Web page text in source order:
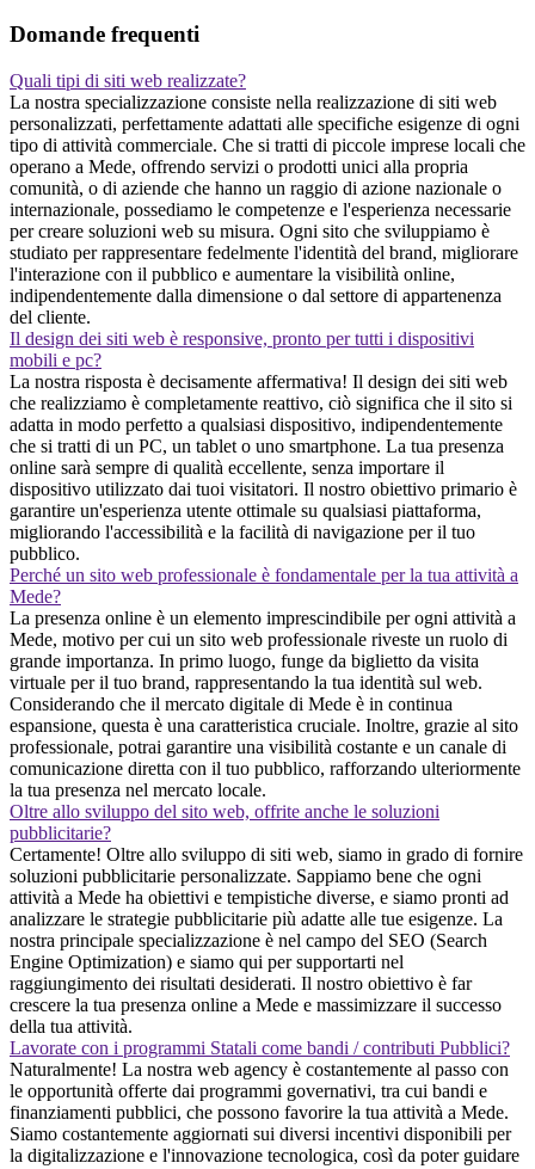
Domande frequenti
Quali tipi di siti web realizzate?
La nostra specializzazione consiste nella realizzazione di siti web
personalizzati, perfettamente adattati alle specifiche esigenze di ogni
tipo di attività commerciale. Che si tratti di piccole imprese locali che
operano a Mede, offrendo servizi o prodotti unici alla propria
comunità, o di aziende che hanno un raggio di azione nazionale o
internazionale, possediamo le competenze e l'esperienza necessarie
per creare soluzioni web su misura. Ogni sito che sviluppiamo è
studiato per rappresentare fedelmente l'identità del brand, migliorare
l'interazione con il pubblico e aumentare la visibilità online,
indipendentemente dalla dimensione o dal settore di appartenenza
del cliente.
Il design dei siti web è responsive, pronto per tutti i dispositivi
mobili e pc?
La nostra risposta è decisamente affermativa! Il design dei siti web
che realizziamo è completamente reattivo, ciò significa che il sito si
adatta in modo perfetto a qualsiasi dispositivo, indipendentemente
che si tratti di un PC, un tablet o uno smartphone. La tua presenza
online sarà sempre di qualità eccellente, senza importare il
dispositivo utilizzato dai tuoi visitatori. Il nostro obiettivo primario è
garantire un'esperienza utente ottimale su qualsiasi piattaforma,
migliorando l'accessibilità e la facilità di navigazione per il tuo
pubblico.
Perché un sito web professionale è fondamentale per la tua attività a
Mede?
La presenza online è un elemento imprescindibile per ogni attività a
Mede, motivo per cui un sito web professionale riveste un ruolo di
grande importanza. In primo luogo, funge da biglietto da visita
virtuale per il tuo brand, rappresentando la tua identità sul web.
Considerando che il mercato digitale di Mede è in continua
espansione, questa è una caratteristica cruciale. Inoltre, grazie al sito
professionale, potrai garantire una visibilità costante e un canale di
comunicazione diretta con il tuo pubblico, rafforzando ulteriormente
la tua presenza nel mercato locale.
Oltre allo sviluppo del sito web, offrite anche le soluzioni
pubblicitarie?
Certamente! Oltre allo sviluppo di siti web, siamo in grado di fornire
soluzioni pubblicitarie personalizzate. Sappiamo bene che ogni
attività a Mede ha obiettivi e tempistiche diverse, e siamo pronti ad
analizzare le strategie pubblicitarie più adatte alle tue esigenze. La
nostra principale specializzazione è nel campo del SEO (Search
Engine Optimization) e siamo qui per supportarti nel
raggiungimento dei risultati desiderati. Il nostro obiettivo è far
crescere la tua presenza online a Mede e massimizzare il successo
della tua attività.
Lavorate con i programmi Statali come bandi / contributi Pubblici?
Naturalmente! La nostra web agency è costantemente al passo con
le opportunità offerte dai programmi governativi, tra cui bandi e
finanziamenti pubblici, che possono favorire la tua attività a Mede.
Siamo costantemente aggiornati sui diversi incentivi disponibili per
la digitalizzazione e l'innovazione tecnologica, così da poter guidare